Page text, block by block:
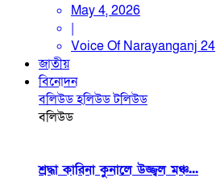
May 4, 2026
|
Voice Of Narayanganj 24
জাতীয়
বিনোদন
বলিউডহলিউডটলিউড
বলিউড
শ্রদ্ধা কারিনা কুনালে উজ্জ্বল মঞ্চ...